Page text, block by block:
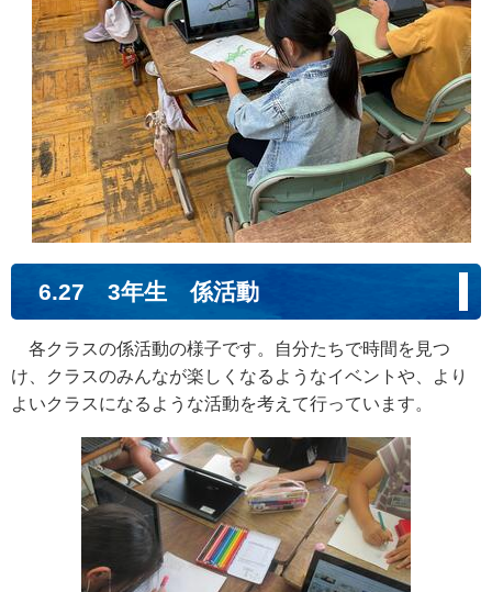
6.27 3年生 係活動
各クラスの係活動の様子です。自分たちで時間を見つ
け、クラスのみんなが楽しくなるようなイベントや、より
よいクラスになるような活動を考えて行っています。